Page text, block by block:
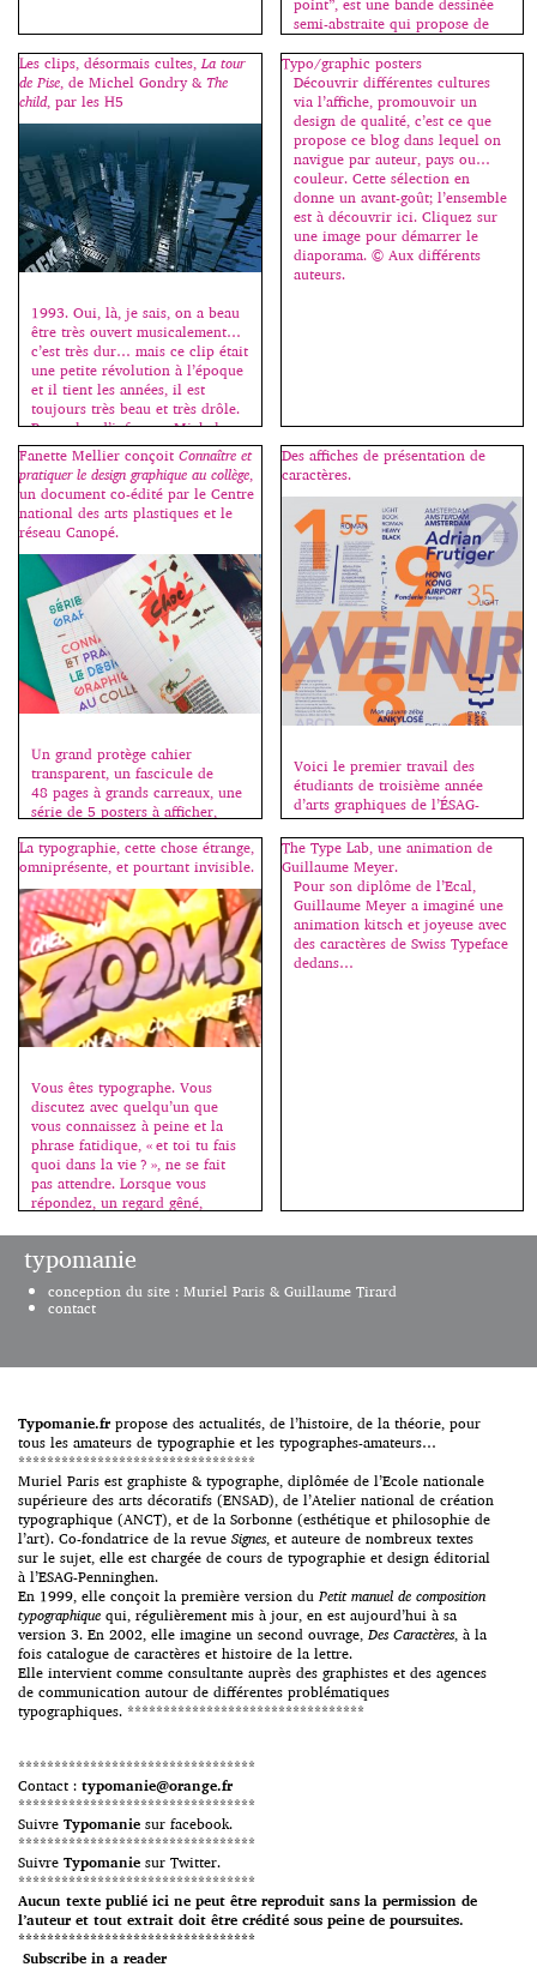
semi-abstraite qui propose de
mettre en scène une série
d’histoires exposant différentes
manières de tuer. Deux
protagonistes ressuscitants à
chaque fois interprètent de
manière nouvelle le “cartoon” et
abordent par l’humour et le
second degré le […]
Les clips, désormais cultes,La tour
de Pise, de Michel Gondry &The
child, par les H5
1993. Oui, là, je sais, on a beau
être très ouvert musicalement…
c’est très dur… mais ce clip était
une petite révolution à l’époque
et il tient les années, il est
toujours très beau et très drôle.
Pour plus d’infos sur Michel
Gondry -> ici et ici. 1999. Les
H5 prennent le relais avec ce
clip […]
Typo/graphic posters
Découvrir différentes cultures
via l’affiche, promouvoir un
design de qualité, c’est ce que
propose ce blog dans lequel on
navigue par auteur, pays ou…
couleur. Cette sélection en
donne un avant-goût; l’ensemble
est à découvrir ici. Cliquez sur
une image pour démarrer le
diaporama. © Aux différents
auteurs.
Fanette Mellier conçoit Connaître et
pratiquer le design graphique au collège,
un document co-édité par le Centre
national des arts plastiques et le
réseau Canopé.
Un grand protège cahier
transparent, un fascicule de
48 pages à grands carreaux, une
série de 5 posters à afficher,
collège ! Fanette Mellier invente
la madeleine qui nous renvoie à
nos premières émotions
graphiques, souvent liées à
l’école. Cahiers, stylos, livres,
tous les jeunes des pays riches
vivent au milieu d’objets
graphiques […]
Des affiches de présentation de
caractères.
Voici le premier travail des
étudiants de troisième année
d’arts graphiques de l’ÉSAG-
Penninghen, une affiche-
specimen, à la fois présentation
fonctionnelle, esthétique et
pédagogique d’un grand
caractère de l’histoire
typographique. Cliquez sur une
image pour démarrer le
diaporama. Merci à Jeff Blunden
La typographie, cette chose étrange,
omniprésente, et pourtant invisible.
Vous êtes typographe. Vous
discutez avec quelqu’un que
vous connaissez à peine et la
phrase fatidique, « et toi tu fais
quoi dans la vie ? », ne se fait
pas attendre. Lorsque vous
répondez, un regard gêné,
palpable, s’installe chez celui ou
celle qui regrette déjà d’avoir
posé la question et oscille […]
The Type Lab, une animation de
Guillaume Meyer.
Pour son diplôme de l’Ecal,
Guillaume Meyer a imaginé une
animation kitsch et joyeuse avec
des caractères de Swiss Typeface
dedans…
typomanie
conception du site : Muriel Paris & Guillaume Tirard
contact
Typomanie.fr propose des actualités, de l’histoire, de la théorie, pour
tous les amateurs de typographie et les typographes-amateurs…
*********************************
Muriel Paris est graphiste & typographe, diplômée de l’Ecole nationale
supérieure des arts décoratifs (ENSAD), de l’Atelier national de création
typographique (ANCT), et de la Sorbonne (esthétique et philosophie de
l’art). Co-fondatrice de la revue Signes, et auteure de nombreux textes
sur le sujet, elle est chargée de cours de typographie et design éditorial
à l’ESAG-Penninghen.
En 1999, elle conçoit la première version duPetit manuel de composition
typographique qui, régulièrement mis à jour, en est aujourd’hui à sa
version 3. En 2002, elle imagine un second ouvrage, Des Caractères, à la
fois catalogue de caractères et histoire de la lettre.
Elle intervient comme consultante auprès des graphistes et des agences
de communication autour de différentes problématiques
typographiques. *********************************
*********************************
Contact : typomanie@orange.fr
*********************************
Suivre Typomanie sur facebook.
*********************************
Suivre Typomanie sur Twitter.
*********************************
Aucun texte publié ici ne peut être reproduit sans la permission de
l’auteur et tout extrait doit être crédité sous peine de poursuites.
*********************************
Subscribe in a reader